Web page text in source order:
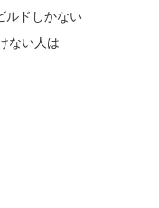
ルドしかない
ない人は